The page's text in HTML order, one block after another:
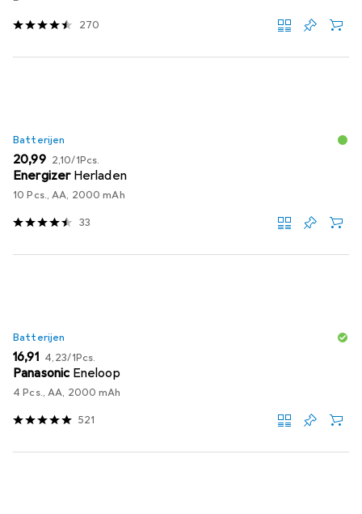
270
Batterijen
EUR
20,99 EUR
2,10/1Pcs.
Energizer Herladen
10 Pcs., AA, 2000 mAh
33
Batterijen
EUR
16,91 EUR
4,23/1Pcs.
Panasonic Eneloop
4 Pcs., AA, 2000 mAh
521